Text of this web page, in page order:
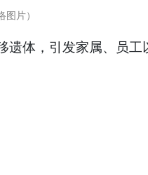
片）
，引发家属、员工